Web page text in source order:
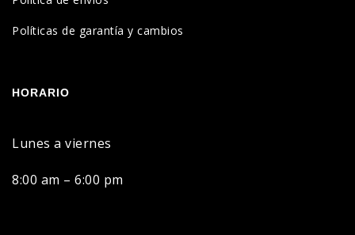
Políticas de garantía y cambios
HORARIO
Lunes a viernes
8:00 am – 6:00 pm